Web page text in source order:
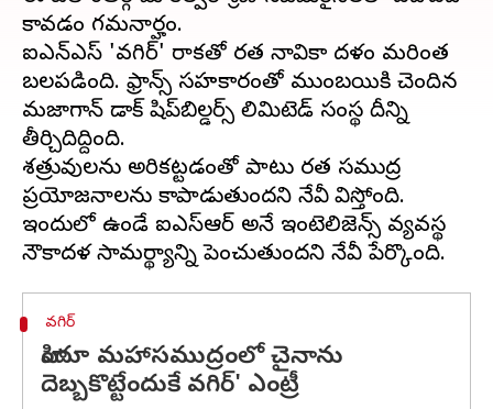
కావడం గమనార్హం.
ఐఎన్ఎస్ 'వగిర్' రాకతో భారత నావికా దళం మరింత
బలపడింది. ఫ్రాన్స్ సహకారంతో ముంబయికి చెందిన
మజాగాన్ డాక్ షిప్‌బిల్డర్స్ లిమిటెడ్ సంస్థ దీన్ని
తీర్చిదిద్దింది.
శత్రువులను అరికట్టడంతో పాటు భారత సముద్ర
ప్రయోజనాలను కాపాడుతుందని నేవీ భావిస్తోంది.
ఇందులో ఉండే ఐఎస్ఆర్ అనే ఇంటెలిజెన్స్ వ్యవస్థ
వగిర్
హిందూ మహాసముద్రంలో చైనాను
దెబ్బకొట్టేందుకే వగిర్' ఎంట్రీ